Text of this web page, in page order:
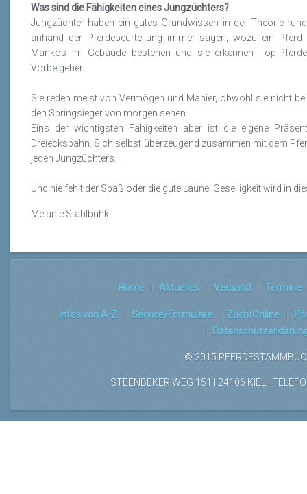
Was sind die Fähigkeiten eines Jungzüchters?
Jungzüchter haben ein gutes Grundwissen in der Theorie
anhand der Pferdebeurteilung immer sagen, wozu ein
Mankos im Gebäude bestehen und sie erkennen Top-
Vorbeigehen.
Sie reden meist von Vermögen und Manier, obwohl sie nicht
den Springsieger von morgen sehen.
Eins der wichtigsten Fähigkeiten aber ist die eigene
Dreiecksbahn. Sich selbst überzeugend zusammen mit dem
jeden Jungzüchters.
Und nie fehlt der Spaß oder die gute Laune. Geselligkeit wird in
Melanie Stahlbuhk
Home Aktuelles Verband Termine
Infos von A-Z Service/Formulare ZuchtOnline
© 2015
STEENBEKER WEG 151 | 24106 KIEL |